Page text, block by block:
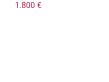
1.800 €